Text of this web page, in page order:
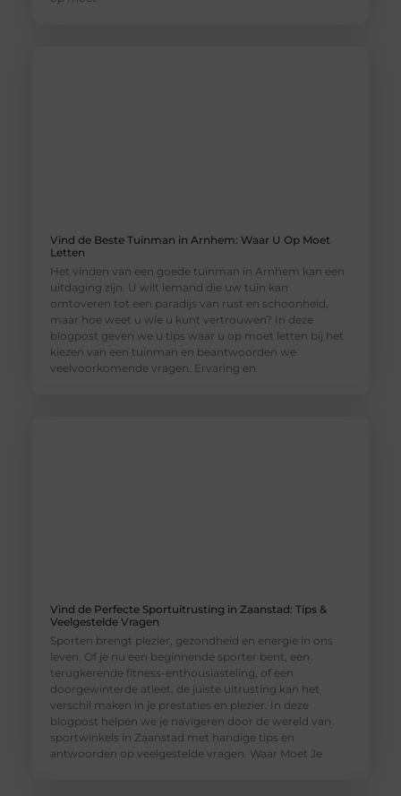
Vind de Beste Tuinman in Arnhem: Waar U Op Moet
Letten
Het vinden van een goede tuinman in Arnhem kan een
uitdaging zijn. U wilt iemand die uw tuin kan
omtoveren tot een paradijs van rust en schoonheid,
maar hoe weet u wie u kunt vertrouwen? In deze
blogpost geven we u tips waar u op moet letten bij het
kiezen van een tuinman en beantwoorden we
veelvoorkomende vragen. Ervaring en
Vind de Perfecte Sportuitrusting in Zaanstad: Tips &
Veelgestelde Vragen
Sporten brengt plezier, gezondheid en energie in ons
leven. Of je nu een beginnende sporter bent, een
terugkerende fitness-enthousiasteling, of een
doorgewinterde atleet, de juiste uitrusting kan het
verschil maken in je prestaties en plezier. In deze
blogpost helpen we je navigeren door de wereld van
sportwinkels in Zaanstad met handige tips en
antwoorden op veelgestelde vragen. Waar Moet Je